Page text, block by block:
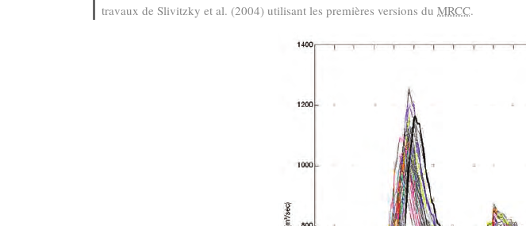
travaux de Slivitzky et al. (2004) utilisant les premières versions duMRCC.